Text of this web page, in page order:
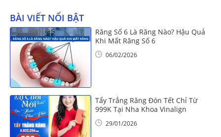
BÀI VIẾT NỔI BẬT
Răng Số 6 Là Răng Nào? Hậu Quả
Khi Mất Răng Số 6
06/02/2026
Tẩy Trắng Răng Đón Tết Chỉ Từ
999K Tại Nha Khoa Vinalign
29/01/2026